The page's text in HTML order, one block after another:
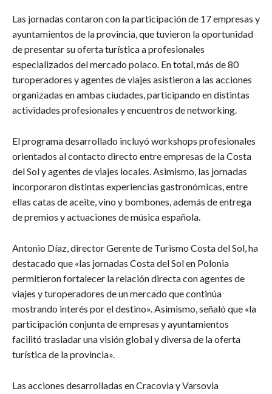
Las jornadas contaron con la participación de 17 empresas y
ayuntamientos de la provincia, que tuvieron la oportunidad
de presentar su oferta turística a profesionales
especializados del mercado polaco. En total, más de 80
turoperadores y agentes de viajes asistieron a las acciones
organizadas en ambas ciudades, participando en distintas
actividades profesionales y encuentros de networking.
El programa desarrollado incluyó workshops profesionales
orientados al contacto directo entre empresas de la Costa
del Sol y agentes de viajes locales. Asimismo, las jornadas
incorporaron distintas experiencias gastronómicas, entre
ellas catas de aceite, vino y bombones, además de entrega
de premios y actuaciones de música española.
Antonio Díaz, director Gerente de Turismo Costa del Sol, ha
destacado que «las jornadas Costa del Sol en Polonia
permitieron fortalecer la relación directa con agentes de
viajes y turoperadores de un mercado que continúa
mostrando interés por el destino». Asimismo, señaló que «la
participación conjunta de empresas y ayuntamientos
facilitó trasladar una visión global y diversa de la oferta
turística de la provincia».
Las acciones desarrolladas en Cracovia y Varsovia